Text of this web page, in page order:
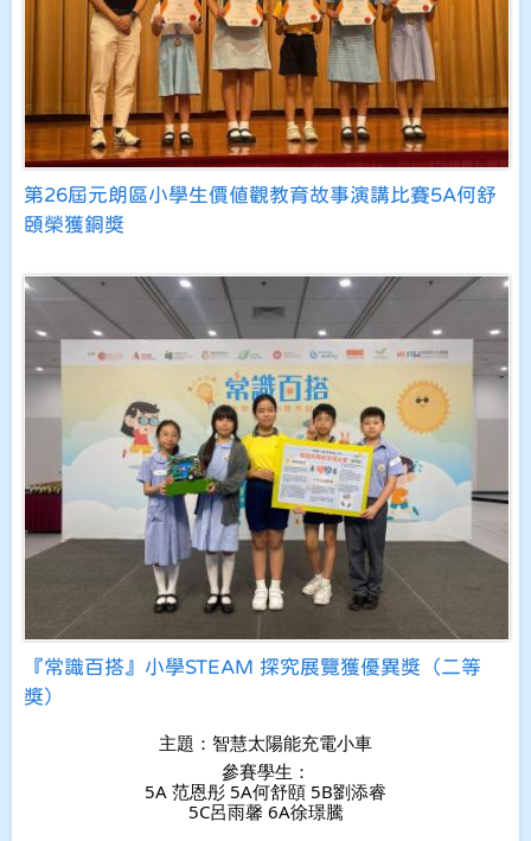
第26屆元朗區小學生價值觀教育故事演講比賽5A何舒
頤榮獲銅獎
『常識百搭』小學STEAM 探究展覽獲優異獎（二等
獎）
主題：智慧太陽能充電小車
參賽學生：
5A 范恩彤 5A何舒頤 5B劉添睿
5C呂雨馨 6A徐璟騰